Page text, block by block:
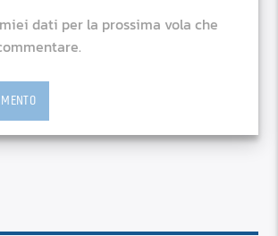
dati per la prossima vola che